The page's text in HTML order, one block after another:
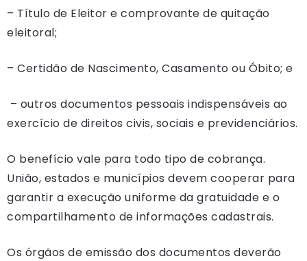
– Título de Eleitor e comprovante de quitação
eleitoral;
– Certidão de Nascimento, Casamento ou Óbito; e
– outros documentos pessoais indispensáveis ao
exercício de direitos civis, sociais e previdenciários.
O benefício vale para todo tipo de cobrança.
União, estados e municípios devem cooperar para
garantir a execução uniforme da gratuidade e o
compartilhamento de informações cadastrais.
Os órgãos de emissão dos documentos deverão